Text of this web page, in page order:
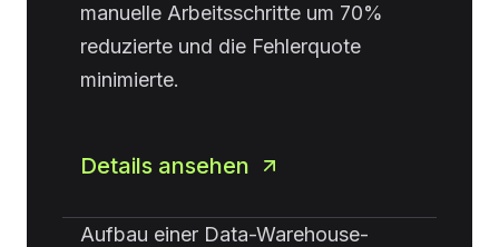
manuelle Arbeitsschritte um 70%
reduzierte und die Fehlerquote
minimierte.
Details ansehen
Aufbau einer Data-Warehouse-